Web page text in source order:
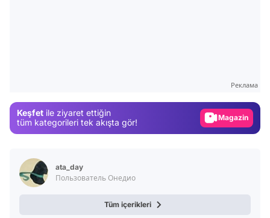
Реклама
Keşfet ile ziyaret ettiğin
tüm kategorileri tek akışta gör!
Video
ata_day
Пользователь Онедио
Tüm içerikleri